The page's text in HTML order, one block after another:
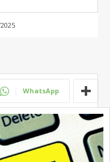
WhatsApp